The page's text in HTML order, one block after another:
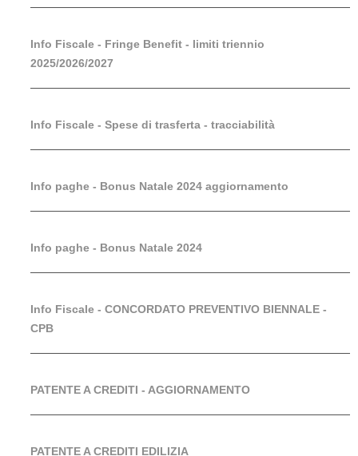
Info Fiscale - Fringe Benefit - limiti triennio
2025/2026/2027
Info Fiscale - Spese di trasferta - tracciabilità
Info paghe - Bonus Natale 2024 aggiornamento
Info paghe - Bonus Natale 2024
Info Fiscale - CONCORDATO PREVENTIVO BIENNALE -
CPB
PATENTE A CREDITI - AGGIORNAMENTO
PATENTE A CREDITI EDILIZIA